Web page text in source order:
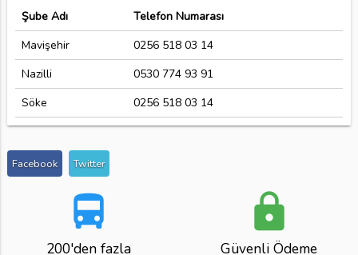
Şube Adı
Telefon Numarası
Mavişehir
0256 518 03 14
Nazilli
0530 774 93 91
Söke
0256 518 03 14
Facebook Twitter
directions_bus
200'den fazla
lock
Güvenli Ödeme